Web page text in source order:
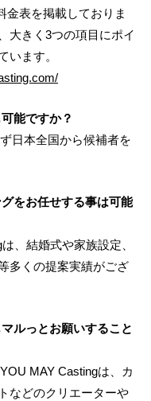
金表を掲載しておりま
大きく3つの項目にポイ
います。
能ですか？
日本全国から候補者を
をお任せする事は可能
、結婚式や家族設定、
多くの提案実績がござ
ルっとお願いすること
MAY Castingは、カ
などのクリエーターや